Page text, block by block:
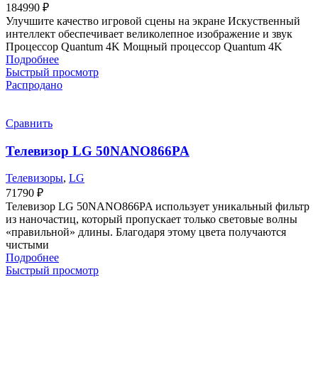
184990 ₽
Улучшите качество игровой сцены на экране Искуственный
интеллект обеспечивает великолепное изображение и звук
Процессор Quantum 4K Мощный процессор Quantum 4K
Подробнее
Быстрый просмотр
Распродано
Сравнить
Телевизор LG 50NANO866PA
Телевизоры, LG
71790 ₽
Телевизор LG 50NANO866PA использует уникальный фильтр
из наночастиц, который пропускает только световые волны
«правильной» длины. Благодаря этому цвета получаются
чистыми
Подробнее
Быстрый просмотр